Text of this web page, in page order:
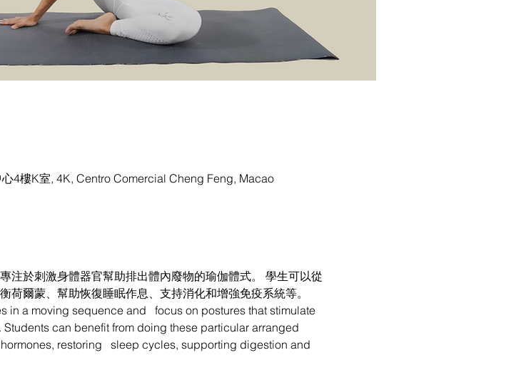
4樓K室, 4K, Centro Comercial Cheng Feng, Macao
注於刺激身體器官幫助排出體內廢物的瑜伽體式。 學生可以從
爾蒙、幫助恢復睡眠作息、支持消化和增強免疫系統等。
in a moving sequence and   focus on postures that stimulate
can benefit from doing these particular arranged
restoring   sleep cycles, supporting digestion and